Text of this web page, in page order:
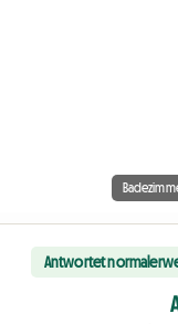
Antwortet